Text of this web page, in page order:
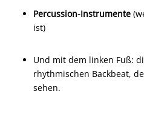
Percussion-Instrumente
ist)
Und mit dem linken Fuß:
rhythmischen Backbeat,
sehen.